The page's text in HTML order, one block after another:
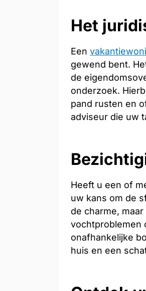
Het
Een
gewend bent.
de
onderzoek.
pand rusten en
adviseur die uw
Heeft u een of
uw kans om de
de charme,
vochtproblemen
onafhankelijke
huis en een